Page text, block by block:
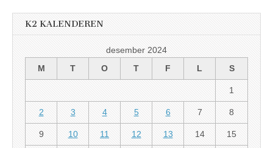
K2 KALENDEREN
desember 2024
M
T O T F L S
1
2 3 4 5 6 7 8
9 10 11 12 13 14 15